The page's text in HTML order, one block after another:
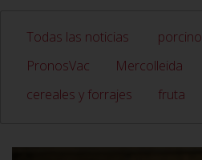
Todas las noticias porcino
PronosVac
Mercolleida
cereales y forrajes
fruta